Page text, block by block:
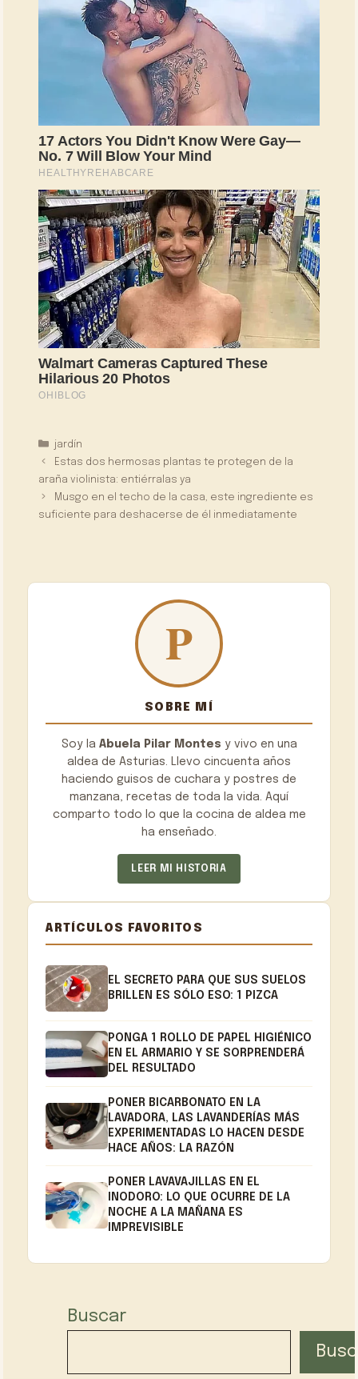
Categorías
jardín
Estas dos hermosas plantas te protegen de la
araña violinista: entiérralas ya
Musgo en el techo de la casa, este ingrediente es
suficiente para deshacerse de él inmediatamente
SOBRE MÍ
Soy la Abuela Pilar Montes y vivo en una
aldea de Asturias. Llevo cincuenta años
haciendo guisos de cuchara y postres de
manzana, recetas de toda la vida. Aquí
comparto todo lo que la cocina de aldea me
ha enseñado.
LEER MI HISTORIA
ARTÍCULOS FAVORITOS
EL SECRETO PARA QUE SUS SUELOS
BRILLEN ES SÓLO ESO: 1 PIZCA
PONGA 1 ROLLO DE PAPEL HIGIÉNICO
EN EL ARMARIO Y SE SORPRENDERÁ
DEL RESULTADO
PONER BICARBONATO EN LA
LAVADORA, LAS LAVANDERÍAS MÁS
EXPERIMENTADAS LO HACEN DESDE
HACE AÑOS: LA RAZÓN
PONER LAVAVAJILLAS EN EL
INODORO: LO QUE OCURRE DE LA
NOCHE A LA MAÑANA ES
IMPREVISIBLE
Buscar